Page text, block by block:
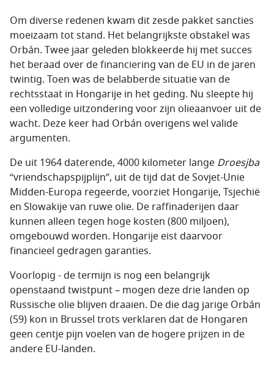
Om diverse redenen kwam dit zesde pakket sancties
moeizaam tot stand. Het belangrijkste obstakel was
Orbán. Twee jaar geleden blokkeerde hij met succes
het beraad over de financiering van de EU in de jaren
twintig. Toen was de belabberde situatie van de
rechtsstaat in Hongarije in het geding. Nu sleepte hij
een volledige uitzondering voor zijn olieaanvoer uit de
wacht. Deze keer had Orbán overigens wel valide
argumenten.
De uit 1964 daterende, 4000 kilometer lange Droesjba
“vriendschapspijplijn”, uit de tijd dat de Sovjet-Unie
Midden-Europa regeerde, voorziet Hongarije, Tsjechië
en Slowakije van ruwe olie. De raffinaderijen daar
kunnen alleen tegen hoge kosten (800 miljoen),
omgebouwd worden. Hongarije eist daarvoor
financieel gedragen garanties.
Voorlopig - de termijn is nog een belangrijk
openstaand twistpunt – mogen deze drie landen op
Russische olie blijven draaien. De die dag jarige Orbán
(59) kon in Brussel trots verklaren dat de Hongaren
geen centje pijn voelen van de hogere prijzen in de
andere EU-landen.